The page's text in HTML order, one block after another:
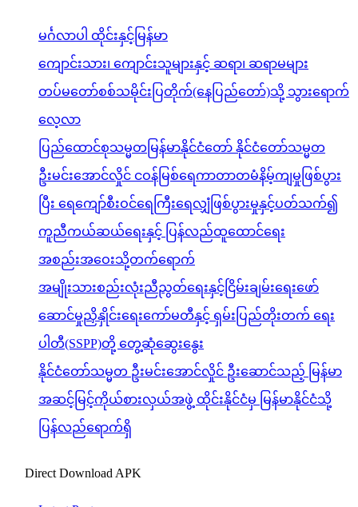
မင်္ဂလာပါ ထိုင်းနှင့်မြန်မာ
ကျောင်းသား၊ ကျောင်းသူများနှင့် ဆရာ၊ ဆရာမများ
တပ်မတော်စစ်သမိုင်းပြတိုက်(နေပြည်တော်)သို့ သွားရောက်
လေ့လာ
ပြည်ထောင်စုသမ္မတမြန်မာနိုင်ငံတော် နိုင်ငံတော်သမ္မတ
ဦးမင်းအောင်လှိုင် ငဝန်မြစ်ရေကာတာတမံနိမ့်ကျမှုဖြစ်ပွား
ပြီး ရေကျော်စီးဝင်ရေကြီးရေလျှံဖြစ်ပွားမှုနှင့်ပတ်သက်၍
ကူညီကယ်ဆယ်ရေးနှင့် ပြန်လည်ထူထောင်ရေး
အစည်းအဝေးသို့တက်ရောက်
အမျိုးသားစည်းလုံးညီညွတ်ရေးနှင့်ငြိမ်းချမ်းရေးဖော်
ဆောင်မှုညှိနှိုင်းရေးကော်မတီနှင့် ရှမ်းပြည်တိုးတက် ရေး
ပါတီ(SSPP)တို့ တွေ့ဆုံဆွေးနွေး
နိုင်ငံတော်သမ္မတ ဦးမင်းအောင်လှိုင် ဦးဆောင်သည့် မြန်မာ
အဆင့်မြင့်ကိုယ်စားလှယ်အဖွဲ့ ထိုင်းနိုင်ငံမှ မြန်မာနိုင်ငံသို့
ပြန်လည်ရောက်ရှိ
Direct Download APK